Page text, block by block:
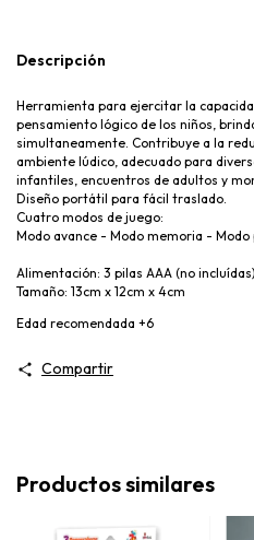
Descripción
Herramienta para ejercitar la
pensamiento lógico de los niños,
simultaneamente. Contribuye a la
ambiente lúdico, adecuado para
infantiles, encuentros de adultos y
Diseño portátil para fácil traslado.
Cuatro modos de juego:
Modo avance - Modo memoria -
Alimentación: 3 pilas AAA (no incluídas)
Tamaño: 13cm x 12cm x 4cm
Edad recomendada +6
Compartir
Productos similares